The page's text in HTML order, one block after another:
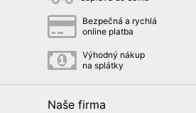
Bezpečná a rychlá
online platba
Výhodný nákup
na splátky
Naše firma